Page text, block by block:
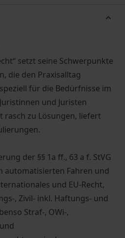
setzt seine Schwerpunkte
die den Praxisalltag
für die Bedürfnisse im
und Juristen
rasch zu Lösungen, liefert
der §§ 1a ff., 63 a f. StVG
automatisierten Fahren und
und EU-Recht,
, Zivil- inkl. Haftungs- und
Straf-, OWi-,